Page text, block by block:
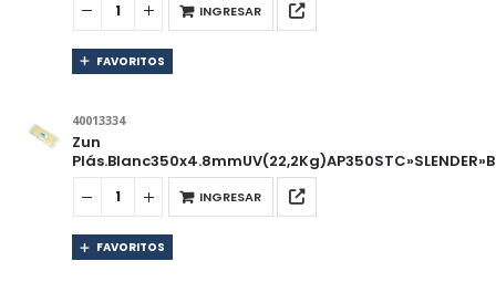
INGRESAR
FAVORITOS
40013334
Zun
INGRESAR
FAVORITOS